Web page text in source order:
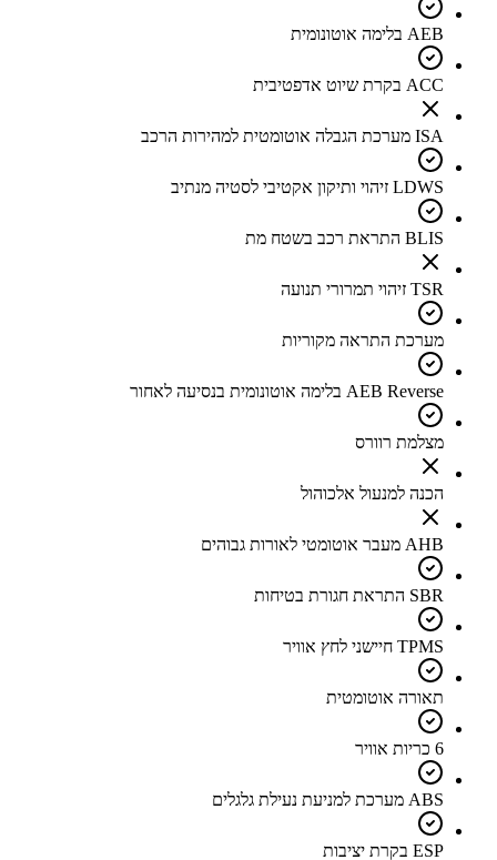
AEB בלימה אוטונומית
ACC בקרת שיוט אדפטיבית
ISA מערכת הגבלה אוטומטית למהירות הרכב
LDWS זיהוי ותיקון אקטיבי לסטיה מנתיב
BLIS התראת רכב בשטח מת
TSR זיהוי תמרורי תנועה
מערכת התראה מקוריות
AEB Reverse בלימה אוטונומית בנסיעה לאחור
מצלמת רוורס
הכנה למנעול אלכוהול
AHB מעבר אוטומטי לאורות גבוהים
SBR התראת חגורת בטיחות
TPMS חיישני לחץ אוויר
תאורה אוטומטית
6 כריות אוויר
ABS מערכת למניעת נעילת גלגלים
ESP בקרת יציבות